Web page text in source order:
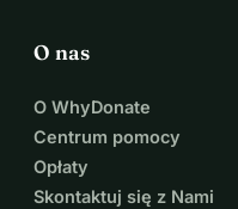
O nas
O WhyDonate
Centrum pomocy
Opłaty
Skontaktuj się z Nami